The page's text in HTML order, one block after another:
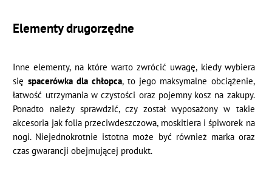
Elementydrugorzędne
Inne elementy, na które warto zwrócić uwagę, kiedy wybiera
się spacerówka dla chłopca, to jego maksymalne obciążenie,
łatwość utrzymania w czystości oraz pojemny kosz na zakupy.
Ponadto należy sprawdzić, czy został wyposażony w takie
akcesoria jak folia przeciwdeszczowa, moskitiera i śpiworek na
nogi. Niejednokrotnie istotna może być również marka oraz
czas gwarancji obejmującej produkt.